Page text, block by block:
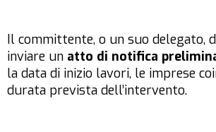
Il committente, o un suo delegato,
inviare un atto di notifica
la data di inizio lavori, le imprese
durata prevista dell’intervento.